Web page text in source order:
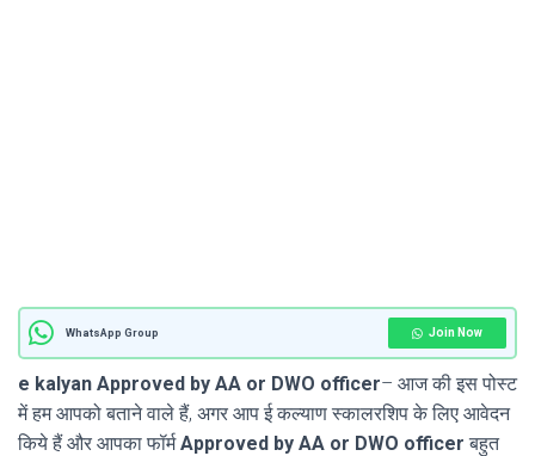
WhatsApp Group Join Now
e kalyan Approved by AA or DWO officer– आज की इस पोस्ट
में हम आपको बताने वाले हैं, अगर आप ई कल्याण स्कालरशिप के लिए आवेदन
किये हैं और आपका फॉर्मApproved by AA or DWO officer बहुत